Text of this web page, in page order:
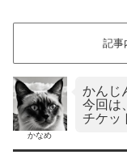
記事
かなめ
かんじ
今回は
チケッ